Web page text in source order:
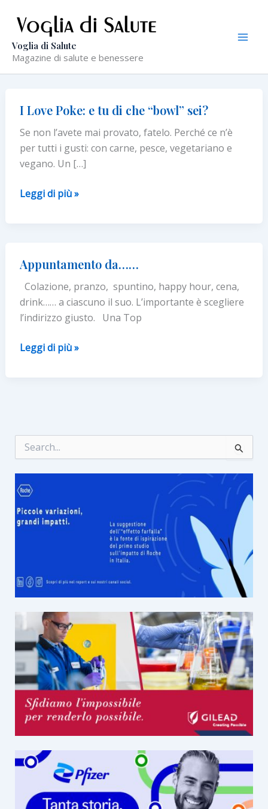
contenuto
Voglia di Salute
Magazine di salute e benessere
I Love Poke: e tu di che “bowl” sei?
Se non l’avete mai provato, fatelo. Perché ce n’è
per tutti i gusti: con carne, pesce, vegetariano e
vegano. Un […]
I
di
che
“bowl”
sei?
Leggi di più »
Appuntamento da……
Colazione, pranzo, spuntino, happy hour, cena,
drink…… a ciascuno il suo. L’importante è scegliere
l’indirizzo giusto. Una Top
Appuntamento
Leggi di più »
c
a